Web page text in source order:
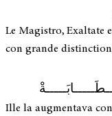
Le Magistro, Exaltate
con grande
Ille la augmentava